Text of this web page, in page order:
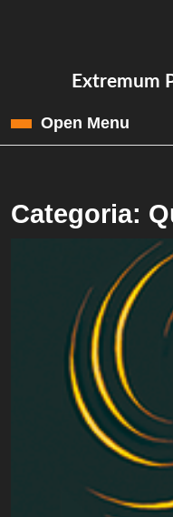
Extremum
Open Menu
Categoria: